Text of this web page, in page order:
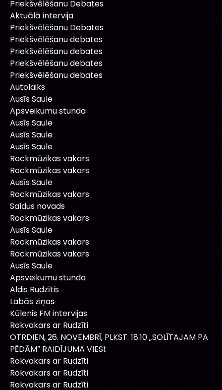
Priekšvēlēšanu Debates
Aktuālā intervija
Priekšvēlēšanu Debates
Priekšvēlēšanu debates
Priekšvēlēšanu debates
Priekšvēlēšanu debates
Priekšvēlēšanu debates
Autolaiks
Ausīs Saule
Apsveikumu stunda
Ausīs Saule
Ausīs Saule
Ausīs Saule
Rockmūzikas vakars
Rockmūzikas vakars
Ausīs Saule
Rockmūzikas vakars
Saldus novads
Rockmūzikas vakars
Ausīs Saule
Rockmūzikas vakars
Rockmūzikas vakars
Ausīs Saule
Apsveikumu stunda
Aldis Rudzītis
Labās ziņas
Kūlenis FM intervijas
Rokvakars ar Rudzīti
OTRDIEN, 26. NOVEMBRĪ, PLKST. 18:10 „SOLĪTAJAM PA
PĒDĀM” RAIDĪJUMA VIESI:
Rokvakars ar Rudzīti
Rokvakars ar Rudzīti
Rokvakars ar Rudzīti